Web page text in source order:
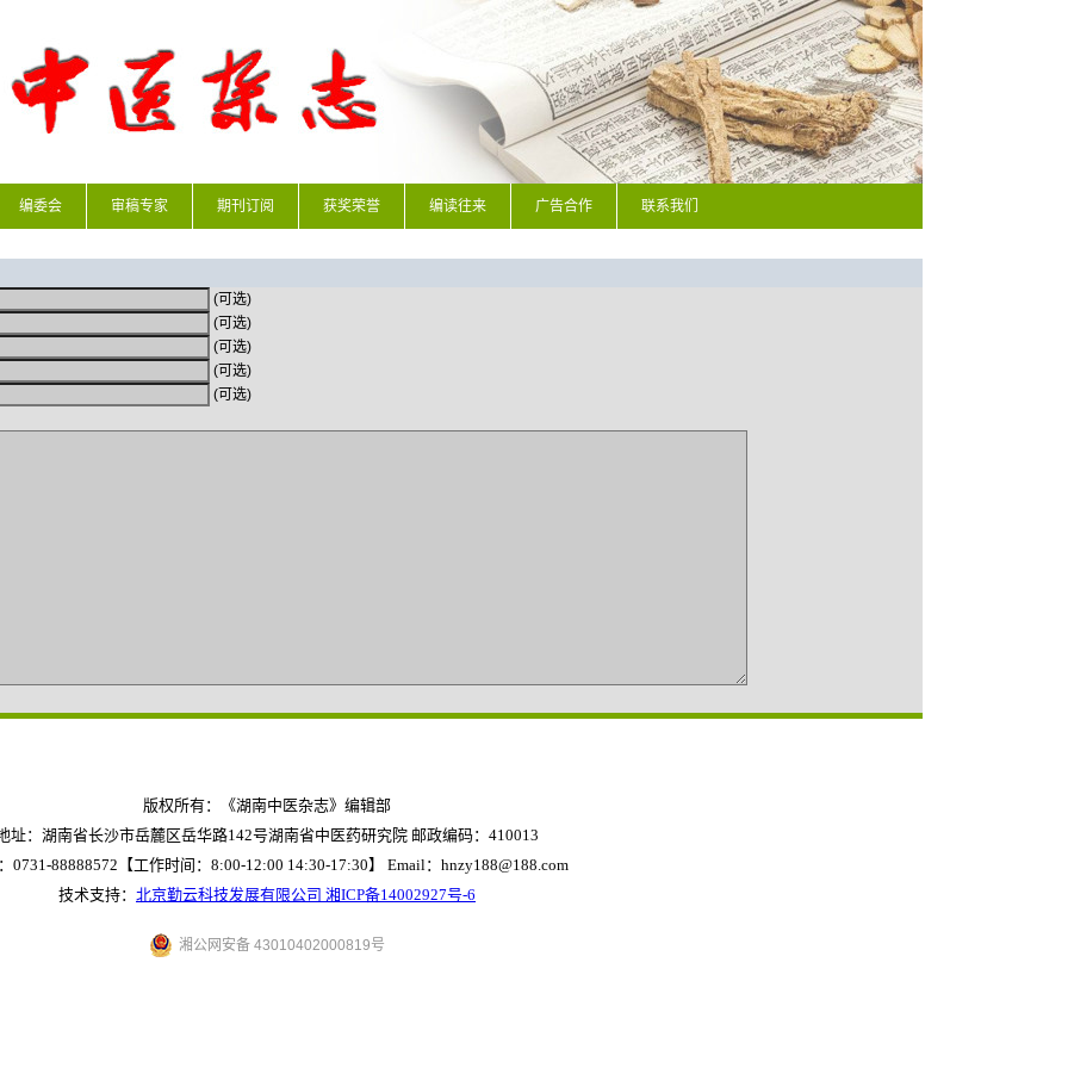
编委会 审稿专家 期刊订阅 获奖荣誉 编读往来 广告合作 联系我们
(可选)
(可选)
(可选)
(可选)
(可选)
版权所有：《湖南中医杂志》编辑部
址：湖南省长沙市岳麓区岳华路142号湖南省中医药研究院 邮政编码：410013
0731-88888572【工作时间：8:00-12:00 14:30-17:30】 Email：hnzy188@188.com
技术支持： 北京勤云科技发展有限公司 湘ICP备14002927号-6
湘公网安备 43010402000819号